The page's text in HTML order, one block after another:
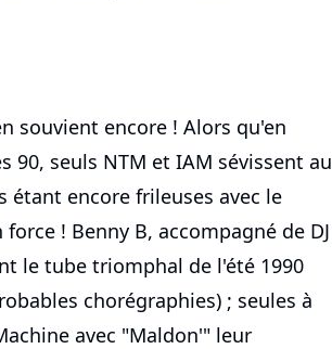
souvient encore ! Alors qu'en
90, seuls NTM et IAM sévissent au
étant encore frileuses avec le
! Benny B, accompagné de DJ
le tube triomphal de l'été 1990
chorégraphies) ; seules à
avec "Maldon'" leur